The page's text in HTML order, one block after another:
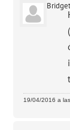
19/04/2016 a